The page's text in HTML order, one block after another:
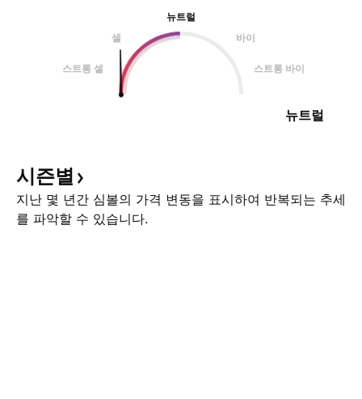
뉴트럴
셀
바이
스트롱 셀 스트롱 바이
뉴트럴
시즌별
지난 몇 년간 심볼의 가격 변동을 표시하여 반복되는 추세
를 파악할 수 있습니다.